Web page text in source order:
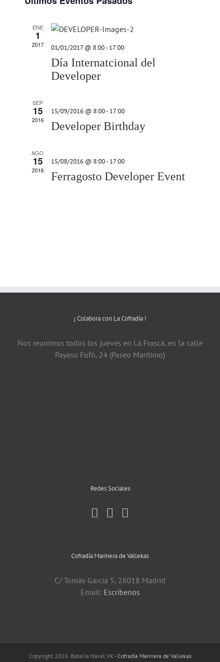
la
ENE
1
2017 01/01/2017 @ 8:00- 17:00
Día Internatcional del
Developer
SEP
15
2016
15/09/2016 @ 8:00- 17:00
Developer Birthday
AGO
15
2016
15/08/2016 @ 8:00- 17:00
Ferragosto Developer Event
¡ Colabora con La Cofradía !
Nos reunimos todos los jueves en La Frasca, en la calle
Payaso Fofó, 24 (Paseo Marítimo)
Redes Sociales
Cofradía Marinera de Vallekas
C/ Tomás García 5, 28018 Madrid
Email: Escríbenos
Copyright 2026. Batalla Naval VK- Cofradía Marinera de Vallekas